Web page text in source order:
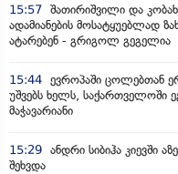
15:57 შათირიშვილი და
ადამიანების მოსატყუებლად
ატარებენ - გრიგოლ გეგელია
15:44 ევროპაში ცოლებთან
უშვებს ხელს, საქართველოში
მაჭავარიანი
15:29 ანდრი სიბიჰა კიევში
შეხვდა